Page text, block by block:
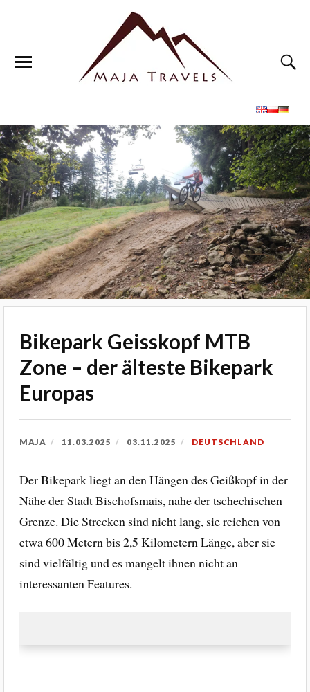
Bikepark Geisskopf MTB
Zone – der älteste Bikepark
Europas
MAJA 11.03.2025 03.11.2025 DEUTSCHLAND
Der Bikepark liegt an den Hängen des Geißkopf in der
Nähe der Stadt Bischofsmais, nahe der tschechischen
Grenze. Die Strecken sind nicht lang, sie reichen von
etwa 600 Metern bis 2,5 Kilometern Länge, aber sie
sind vielfältig und es mangelt ihnen nicht an
interessanten Features.